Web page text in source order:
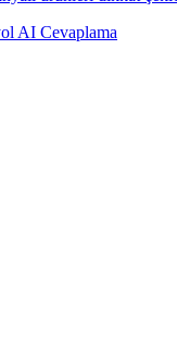
AI Cevaplama